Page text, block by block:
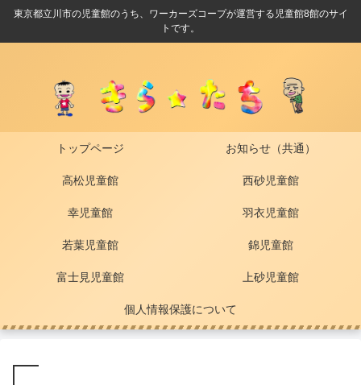
東京都立川市の児童館のうち、ワーカーズコープが運営する児童館8館のサイ
トです。
トップページ お知らせ（共通）
高松児童館 西砂児童館
幸児童館 羽衣児童館
若葉児童館 錦児童館
富士見児童館 上砂児童館
個人情報保護について